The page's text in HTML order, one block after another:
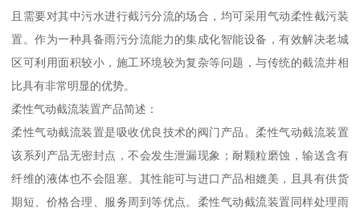
且需要对其中污水进行截污分流的场合，均可采用气动柔性截污装
置。作为一种具备雨污分流能力的集成化智能设备，有效解决老城
区可利用面积较小，施工环境较为复杂等问题，与传统的截流井相
比具有非常明显的优势。
柔性气动截流装置产品简述：
柔性气动截流装置是吸收优良技术的阀门产品。柔性气动截流装置
该系列产品无密封点，不会发生泄漏现象；耐颗粒磨蚀，输送含有
纤维的液体也不会阻塞。其性能可与进口产品相媲美，且具有供货
期短、价格合理、服务周到等优点。柔性气动截流装置同样处理雨